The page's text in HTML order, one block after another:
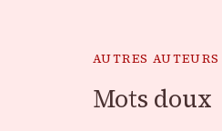
AUTRES
Mots doux